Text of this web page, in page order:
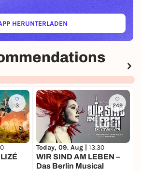
HERUNTERLADEN
(ÖFFNET IN NEUEM TAB)
3 249
Today, 09. Aug | 13:30
WIR SIND AM LEBEN –
Das Berlin Musical